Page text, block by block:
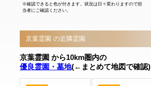
※確認できると色が付きます。状況は日々変わりますので担
当者にご確認ください。
京葉霊園 の近隣霊園
京葉霊園 から10km圏内の
優良霊園・墓地(←まとめて地図で確認)